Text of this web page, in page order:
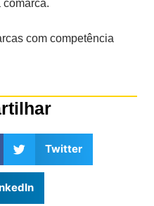
com competência
Twitter